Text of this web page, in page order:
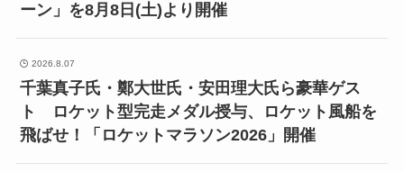
ーン」を8月8日(土)より開催
2026.8.07
千葉真子氏・鄭大世氏・安田理大氏ら豪華ゲス
ト ロケット型完走メダル授与、ロケット風船を
飛ばせ！「ロケットマラソン2026」開催